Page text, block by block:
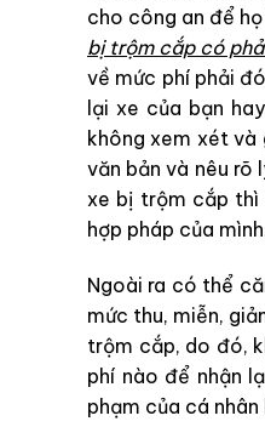
cho công an để
bị trộm cắp có
về mức phí phải
lại xe của bạn
không xem xét và
văn bản và nêu rõ
xe bị trộm cắp thì
hợp pháp của
Ngoài ra có thể
mức thu, miễn,
trộm cắp, do đó,
phí nào để nhận
phạm của cá